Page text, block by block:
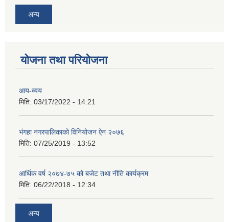
अन्य
योजना तथा परियोजना
आय-व्यय
मिति: 03/17/2022 - 14:21
भंगहा नगरपालिकाको विनियोजन ऐन २०७६
मिति: 07/25/2019 - 13:52
आर्थिक वर्ष २०७४-७५ को बजेट तथा नीति कार्यक्रम
मिति: 06/22/2018 - 12:34
अन्य